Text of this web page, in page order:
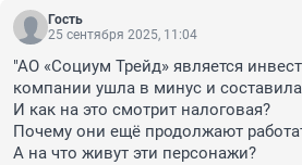
Гость
25 сентября 2025, 11:04
"АО «Социум Трейд» является
компании ушла в минус и
И как на это смотрит налоговая?
Почему они ещё продолжают
А на что живут эти персонажи?